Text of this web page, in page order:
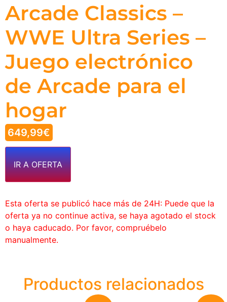
Arcade Classics –
WWE Ultra Series –
Juego electrónico
de Arcade para el
hogar
649,99€
IR A OFERTA
Esta oferta se publicó hace más de 24H: Puede que la
oferta ya no continue activa, se haya agotado el stock
o haya caducado. Por favor, compruébelo
manualmente.
Productos relacionados